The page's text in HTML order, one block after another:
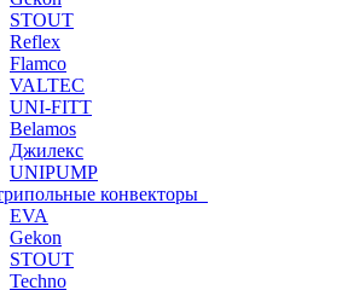
STOUT
Reflex
Flamco
VALTEC
UNI-FITT
Belamos
Джилекс
UNIPUMP
конвекторы
EVA
Gekon
STOUT
Techno